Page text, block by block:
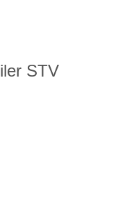
STV